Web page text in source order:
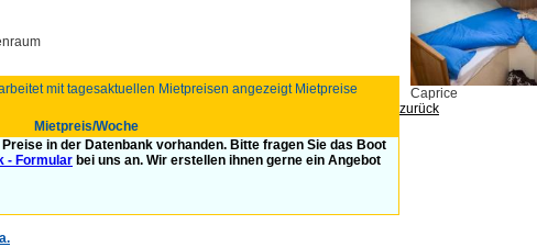
mit tagesaktuellen Mietpreisen angezeigt Mietpreise
Mietpreis/Woche
in der Datenbank vorhanden. Bitte fragen Sie das Boot
- Formular bei uns an. Wir erstellen ihnen gerne ein Angebot
Caprice
zurück